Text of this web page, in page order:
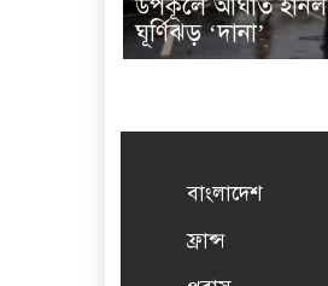
উপকূলে আঘাত হানল
ঘূর্ণিঝড় ‘দানা’
বাংলাদেশ
ফ্রান্স